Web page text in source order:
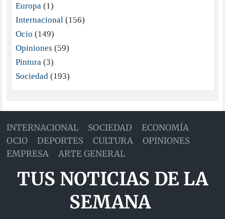
Europa(1)
Internacional(156)
Ocio (149)
Opiniones (59)
Pintura(3)
Sociedad(193)
INTERNACIONAL SOCIEDAD
ECONOMÍA
OCIO
DEPORTES CULTURA
OPINIONES
EMPRESA
ARTE GENERAL
TUS NOTICIAS DE LA
SEMANA